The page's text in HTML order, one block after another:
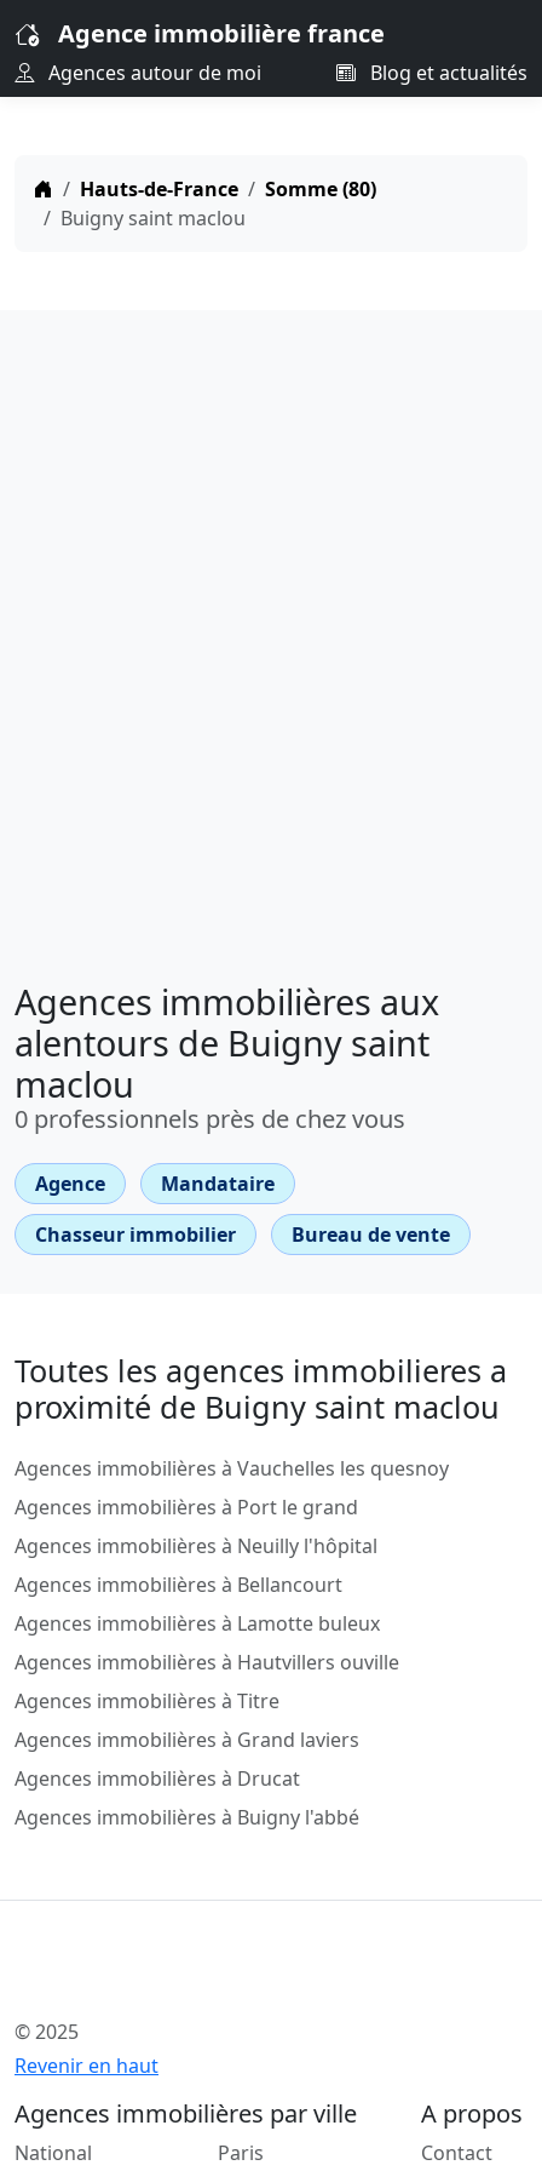
Agence immobilière france
Agences autour de moi Blog et actualités
Hauts-de-France
Somme (80)
Buigny saint maclou
Agences immobilières aux
alentours de Buigny saint
maclou
0 professionnels près de chez vous
Agence
Mandataire
Chasseur immobilier
Bureau de vente
Toutes les agences immobilieres a
proximité de Buigny saint maclou
Agences immobilières à Vauchelles les quesnoy
Agences immobilières à Port le grand
Agences immobilières à Neuilly l'hôpital
Agences immobilières à Bellancourt
Agences immobilières à Lamotte buleux
Agences immobilières à Hautvillers ouville
Agences immobilières à Titre
Agences immobilières à Grand laviers
Agences immobilières à Drucat
Agences immobilières à Buigny l'abbé
© 2025
Revenir en haut
Agences immobilières par ville
National Paris
A propos
Contact